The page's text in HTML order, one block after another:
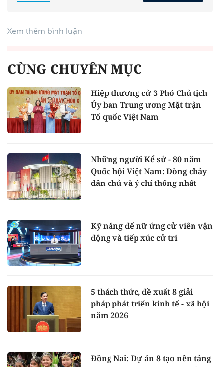
Xem thêm bình luận
CÙNG CHUYÊN MỤC
Hiệp thương cử 3 Phó Chủ tịch
Ủy ban Trung ương Mặt trận
Tổ quốc Việt Nam
Những người Kể sử - 80 năm
Quốc hội Việt Nam: Dòng chảy
dân chủ và ý chí thống nhất
Kỹ năng để nữ ứng cử viên vận
động và tiếp xúc cử tri
5 thách thức, đề xuất 8 giải
pháp phát triển kinh tế - xã hội
năm 2026
Đồng Nai: Dự án 8 tạo nền tảng